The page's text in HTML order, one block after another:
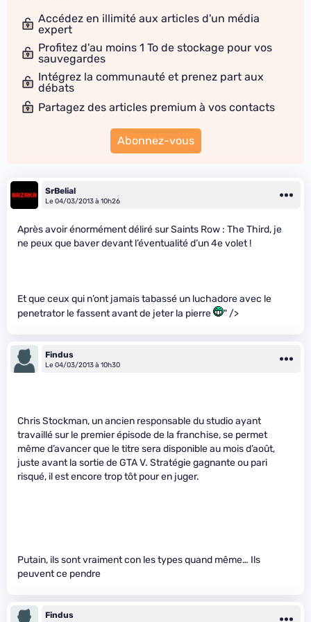
Accédez en illimité aux articles d'un média
expert
Profitez d'au moins 1 To de stockage pour vos
sauvegardes
Intégrez la communauté et prenez part aux
débats
Partagez des articles premium à vos contacts
Abonnez-vous
SrBelial
Le 04/03/2013 à 10h26
Après avoir énormément déliré sur Saints Row : The Third, je
ne peux que baver devant l’éventualité d’un 4e volet !
Et que ceux qui n’ont jamais tabassé un luchadore avec le
penetrator le fassent avant de jeter la pierre
" />
Findus
Le 04/03/2013 à 10h30
Chris Stockman, un ancien responsable du studio ayant
travaillé sur le premier épisode de la franchise, se permet
même d’avancer que le titre sera disponible au mois d’août,
juste avant la sortie de GTA V. Stratégie gagnante ou pari
risqué, il est encore trop tôt pour en juger.
Putain, ils sont vraiment con les types quand même… Ils
peuvent ce pendre
Findus